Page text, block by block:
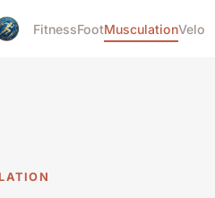
FitnessFootMusculationVelo